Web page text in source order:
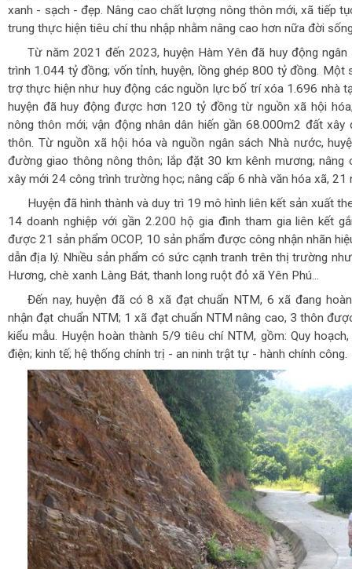
xanh - sạch - đẹp. Nâng cao chất lượng nông thôn mới, xã tiếp
trung thực hiện tiêu chí thu nhập nhằm nâng cao hơn nữa đời
Từ năm 2021 đến 2023, huyện Hàm Yên đã huy động
trình 1.044 tỷ đồng; vốn tỉnh, huyện, lồng ghép 800 tỷ đồng.
trợ thực hiện như huy động các nguồn lực bố trí xóa 1.696 nhà
huyện đã huy động được hơn 120 tỷ đồng từ nguồn xã hội
nông thôn mới; vận động nhân dân hiến gần 68.000m2 đất
thôn. Từ nguồn xã hội hóa và nguồn ngân sách Nhà nước,
đường giao thông nông thôn; lắp đặt 30 km kênh mương; nâng
xây mới 24 công trình trường học; nâng cấp 6 nhà văn hóa xã, 21
Huyện đã hình thành và duy trì 19 mô hình liên kết sản xuất
14 doanh nghiệp với gần 2.200 hộ gia đình tham gia liên kết
được 21 sản phẩm OCOP, 10 sản phẩm được công nhận nhãn
dẫn địa lý. Nhiều sản phẩm có sức cạnh tranh trên thị trường
Hương, chè xanh Làng Bát, thanh long ruột đỏ xã Yên Phú...
Đến nay, huyện đã có 8 xã đạt chuẩn NTM, 6 xã đang
nhận đạt chuẩn NTM; 1 xã đạt chuẩn NTM nâng cao, 3 thôn
kiểu mẫu. Huyện hoàn thành 5/9 tiêu chí NTM, gồm: Quy
điện; kinh tế; hệ thống chính trị - an ninh trật tự - hành chính công.